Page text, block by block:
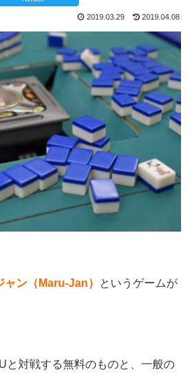
2019.03.29 2019.04.08
ャン（Maru-Jan）
というゲームが
と対戦する無料のものと、一般の